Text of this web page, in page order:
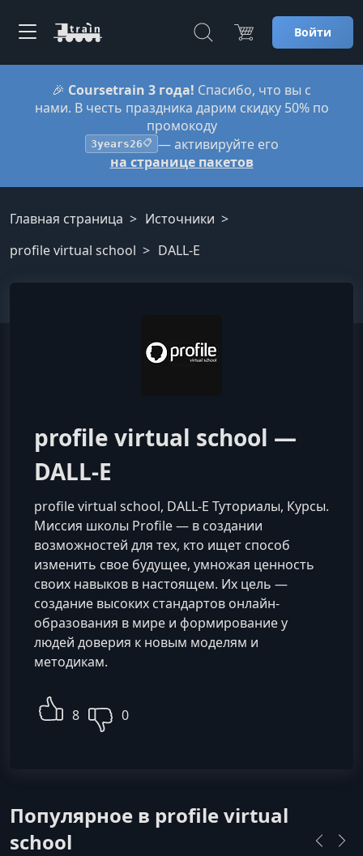
Войти
🎉 Coursetrain 3 года! Спасибо, что вы с
нами. В честь праздника дарим скидку 50% по
промокоду
3years26📋 — активируйте его
на странице пакетов
Главная страница
Источники
profile virtual school
DALL-E
profile virtual school —
DALL-E
profile virtual school, DALL-E Туториалы, Курсы.
Миссия школы Profile — в создании
возможностей для тех, кто ищет способ
изменить свое будущее, умножая ценность
своих навыков в настоящем. Их цель —
создание высоких стандартов онлайн-
образования в мире и формирование у
людей доверия к новым моделям и
методикам.
8 0
Популярное в profile virtual
school